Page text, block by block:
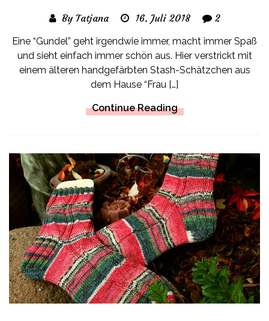
By Tatjana 16. Juli 2018 2
Eine “Gundel” geht irgendwie immer, macht immer Spaß
und sieht einfach immer schön aus. Hier verstrickt mit
einem älteren handgefärbten Stash-Schätzchen aus
dem Hause “Frau […]
Continue Reading